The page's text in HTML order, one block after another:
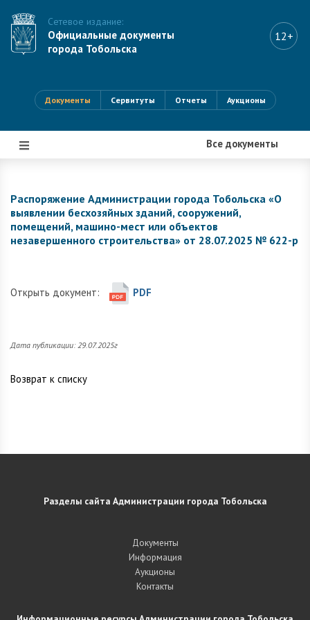
Сетевое издание:
Официальные документы
города Тобольска
12+
Документы Сервитуты Отчеты Аукционы
Все документы
|||
Распоряжение Администрации города Тобольска «О
выявлении бесхозяйных зданий, сооружений,
помещений, машино-мест или объектов
незавершенного строительства» от 28.07.2025 № 622-р
Открыть документ: PDF
Дата публикации: 29.07.2025г
Возврат к списку
Разделы сайта Администрации города Тобольска
Документы
Информация
Аукционы
Контакты